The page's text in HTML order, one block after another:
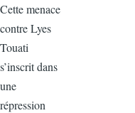
Cette menace
contre Lyes
Touati
s’inscrit dans
une
répression